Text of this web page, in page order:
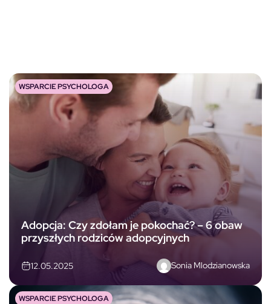
Adopcja: Czy zdołam je pokochać? – 6 obaw
przyszłych rodziców adopcyjnych
12.05.2025 Sonia Mlodzianowska
WSPARCIE PSYCHOLOGA
WSPARCIE PSYCHOLOGA